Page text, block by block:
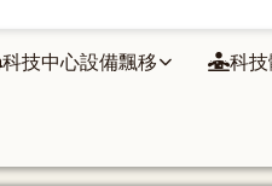
科技中心設備飄移 科